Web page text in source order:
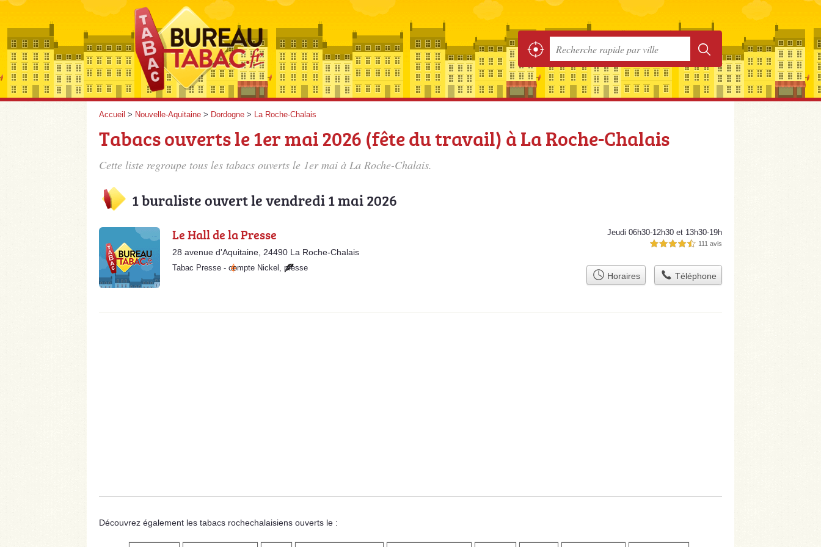
Accueil > Nouvelle-Aquitaine > Dordogne > La Roche-Chalais
Tabacs ouverts le 1er mai 2026 (fête du travail) à La Roche-Chalais
Cette liste regroupe tous les tabacs ouverts le 1er mai à La Roche-Chalais.
1 buraliste ouvert le vendredi 1 mai 2026
Le Hall de la Presse
28 avenue d'Aquitaine, 24490 La Roche-Chalais
Jeudi 06h30-12h30 et 13h30-19h
4,5 étoiles sur 5 111 avis
Tabac Presse - compte Nickel , presse
Horaires Téléphone
Découvrez également les tabacs rochechalaisiens ouverts le :